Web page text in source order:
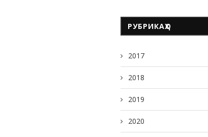
РУБРИКАҲО
2017
2018
2019
2020